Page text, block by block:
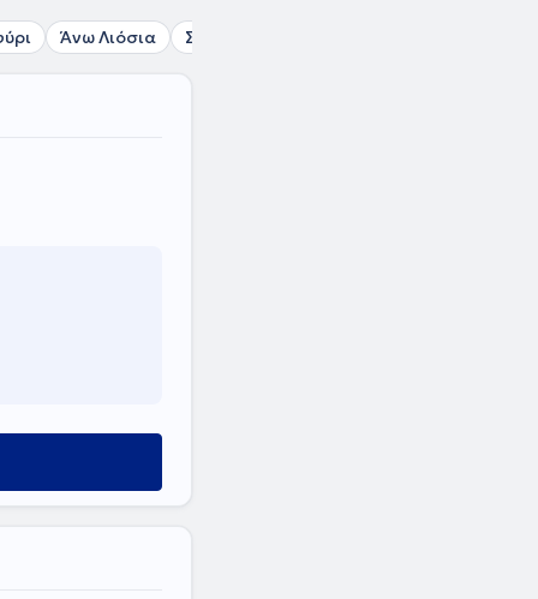
Άνω Λιόσια Σεπόλια